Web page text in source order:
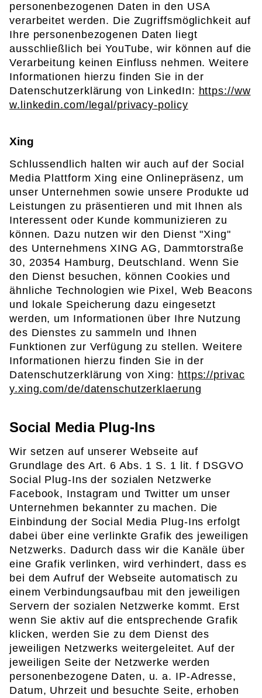
personenbezogenen Daten in den USA
verarbeitet werden. Die Zugriffsmöglichkeit auf
Ihre personenbezogenen Daten liegt
ausschließlich bei YouTube, wir können auf die
Verarbeitung keinen Einfluss nehmen. Weitere
Informationen hierzu finden Sie in der
Datenschutzerklärung von LinkedIn: https://ww
w.linkedin.com/legal/privacy-policy
Xing
Schlussendlich halten wir auch auf der Social
Media Plattform Xing eine Onlinepräsenz, um
unser Unternehmen sowie unsere Produkte ud
Leistungen zu präsentieren und mit Ihnen als
Interessent oder Kunde kommunizieren zu
können. Dazu nutzen wir den Dienst "Xing"
des Unternehmens XING AG, Dammtorstraße
30, 20354 Hamburg, Deutschland. Wenn Sie
den Dienst besuchen, können Cookies und
ähnliche Technologien wie Pixel, Web Beacons
und lokale Speicherung dazu eingesetzt
werden, um Informationen über Ihre Nutzung
des Dienstes zu sammeln und Ihnen
Funktionen zur Verfügung zu stellen. Weitere
Informationen hierzu finden Sie in der
Datenschutzerklärung von Xing: https://privac
y.xing.com/de/datenschutzerklaerung
Social Media Plug-Ins
Wir setzen auf unserer Webseite auf
Grundlage des Art. 6 Abs. 1 S. 1 lit. f DSGVO
Social Plug-Ins der sozialen Netzwerke
Facebook, Instagram und Twitter um unser
Unternehmen bekannter zu machen. Die
Einbindung der Social Media Plug-Ins erfolgt
dabei über eine verlinkte Grafik des jeweiligen
Netzwerks. Dadurch dass wir die Kanäle über
eine Grafik verlinken, wird verhindert, dass es
bei dem Aufruf der Webseite automatisch zu
einem Verbindungsaufbau mit den jeweiligen
Servern der sozialen Netzwerke kommt. Erst
wenn Sie aktiv auf die entsprechende Grafik
klicken, werden Sie zu dem Dienst des
jeweiligen Netzwerks weitergeleitet. Auf der
jeweiligen Seite der Netzwerke werden
personenbezogene Daten, u. a. IP-Adresse,
Datum, Uhrzeit und besuchte Seite, erhoben